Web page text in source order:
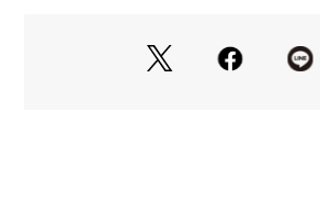
少しシャリ感のある素材にポリウレタン
に伸びる驚きのハイテンション素材です